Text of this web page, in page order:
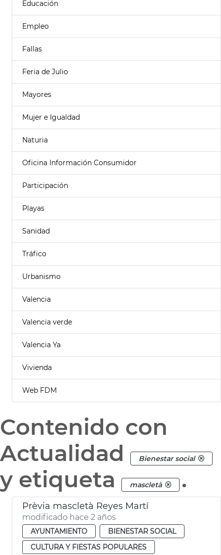
Educación
Empleo
Fallas
Feria de Julio
Mayores
Mujer e Igualdad
Naturia
Oficina Información Consumidor
Participación
Playas
Sanidad
Tráfico
Urbanismo
Valencia
Valencia verde
Valencia Ya
Vivienda
Web FDM
Contenido con
Actualidad
Bienestar social
y etiqueta mascletà .
Prèvia mascletà Reyes Martí
modificado hace 2 años
AYUNTAMIENTO
BIENESTAR SOCIAL
CULTURA Y FIESTAS POPULARES